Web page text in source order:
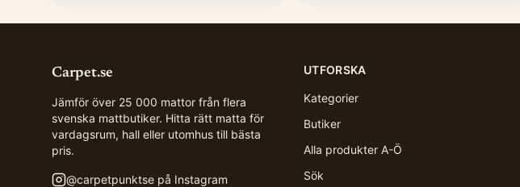
Carpet.se
Jämför över 25 000 mattor från flera
svenska mattbutiker. Hitta rätt matta för
vardagsrum, hall eller utomhus till bästa
pris.
@carpetpunktse på Instagram
UTFORSKA
Kategorier
Butiker
Alla produkter A-Ö
Sök